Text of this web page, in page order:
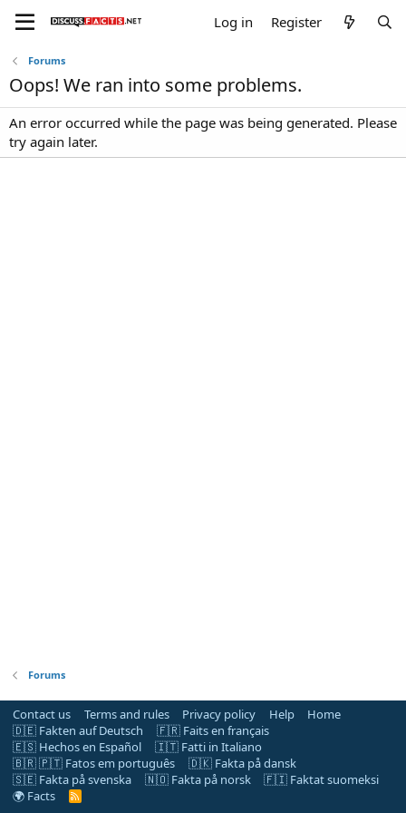
Log in Register
Forums
Oops! We ran into some problems.
An error occurred while the page was being generated. Please
try again later.
Forums
Contact us Terms and rules Privacy policy Help
Home
🇩🇪 Fakten auf Deutsch
🇫🇷 Faits en français
🇪🇸 Hechos en Español
🇮🇹 Fatti in Italiano
🇧🇷 🇵🇹 Fatos em português
🇩🇰 Fakta på dansk
🇸🇪 Fakta på svenska
🇳🇴 Fakta på norsk
🇫🇮 Faktat suomeksi
🌍 Facts
R